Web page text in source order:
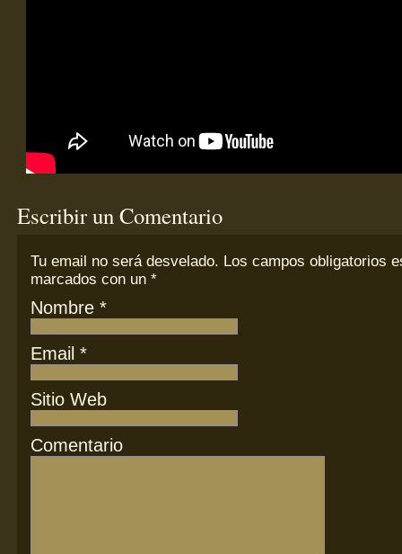
Escribir un Comentario
Tu email noserá desvelado. Los campos obligatorios
marcados con un *
Nombre *
Email *
Sitio Web
Comentario